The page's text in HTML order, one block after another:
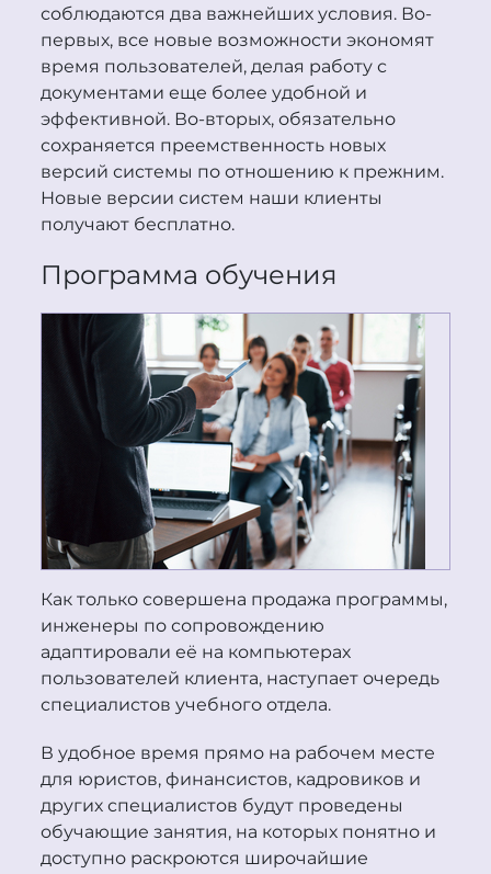
соблюдаются два важнейших условия. Во-
первых, все новые возможности экономят
время пользователей, делая работу с
документами еще более удобной и
эффективной. Во-вторых, обязательно
сохраняется преемственность новых
версий системы по отношению к прежним.
Новые версии систем наши клиенты
получают бесплатно.
Программа обучения
Как только совершена продажа программы,
инженеры по сопровождению
адаптировали её на компьютерах
пользователей клиента, наступает очередь
специалистов учебного отдела.
В удобное время прямо на рабочем месте
для юристов, финансистов, кадровиков и
других специалистов будут проведены
обучающие занятия, на которых понятно и
доступно раскроются широчайшие